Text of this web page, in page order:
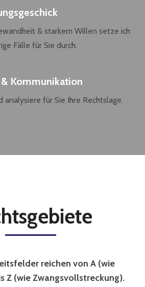
& starkem Willen setze ich
Fälle für Sie durch.
Kommunikation
analysiere für Sie Ihre Rechtslage.
reichen von A (wie
Z (wie Zwangsvollstreckung).